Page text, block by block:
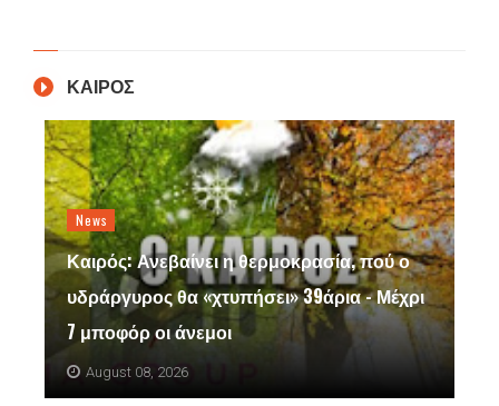
ΚΑΙΡΟΣ
News
Καιρός: Ανεβαίνει η θερμοκρασία, πού ο
υδράργυρος θα «χτυπήσει» 39άρια - Μέχρι
7 μποφόρ οι άνεμοι
August 08, 2026